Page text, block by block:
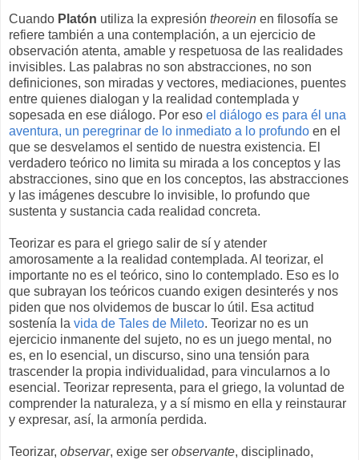
Cuando Platón utiliza la expresión theorein en filosofía se
refiere también a una contemplación, a un ejercicio de
observación atenta, amable y respetuosa de las realidades
invisibles. Las palabras no son abstracciones, no son
definiciones, son miradas y vectores, mediaciones, puentes
entre quienes dialogan y la realidad contemplada y
sopesada en ese diálogo. Por eso el diálogo es para él una
aventura, un peregrinar de lo inmediato a lo profundo en el
que se desvelamos el sentido de nuestra existencia. El
verdadero teórico no limita su mirada a los conceptos y las
abstracciones, sino que en los conceptos, las abstracciones
y las imágenes descubre lo invisible, lo profundo que
sustenta y sustancia cada realidad concreta.
Teorizar es para el griego salir de sí y atender
amorosamente a la realidad contemplada. Al teorizar, el
importante no es el teórico, sino lo contemplado. Eso es lo
que subrayan los teóricos cuando exigen desinterés y nos
piden que nos olvidemos de buscar lo útil. Esa actitud
sostenía la vida de Tales de Mileto. Teorizar no es un
ejercicio inmanente del sujeto, no es un juego mental, no
es, en lo esencial, un discurso, sino una tensión para
trascender la propia individualidad, para vincularnos a lo
esencial. Teorizar representa, para el griego, la voluntad de
comprender la naturaleza, y a sí mismo en ella y reinstaurar
y expresar, así, la armonía perdida.
Teorizar, observar, exige ser observante, disciplinado,